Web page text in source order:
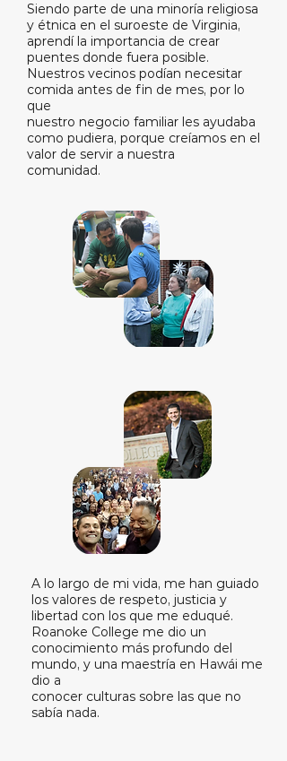
Siendo parte de una minoría religiosa
y étnica en el suroeste de Virginia,
aprendí la importancia de crear
puentes donde fuera posible.
Nuestros vecinos podían necesitar
comida antes de fin de mes, por lo
que
nuestro negocio familiar les ayudaba
como pudiera, porque creíamos en el
valor de servir a nuestra
comunidad.
A lo largo de mi vida, me han guiado
los valores de respeto, justicia y
libertad con los que me eduqué.
Roanoke College me dio un
conocimiento más profundo del
mundo, y una maestría en Hawái me
dio a
conocer culturas sobre las que no
sabía nada.